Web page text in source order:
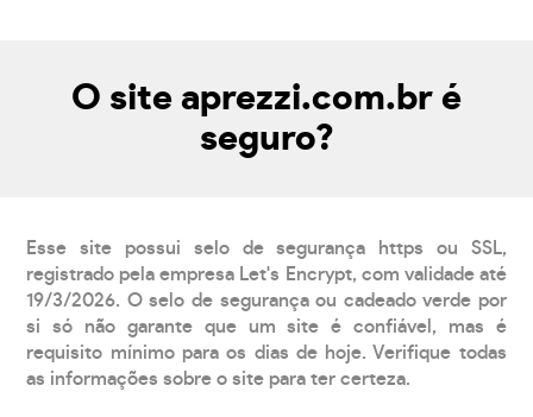
O site aprezzi.com.br é
seguro?
Esse site possui selo de segurança https ou SSL,
registrado pela empresa Let's Encrypt, com validade até
19/3/2026. O selo de segurança ou cadeado verde por
si só não garante que um site é confiável, mas é
requisito mínimo para os dias de hoje. Verifique todas
as informações sobre o site para ter certeza.